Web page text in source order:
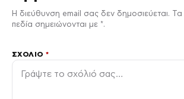
Η διεύθυνση email σας δεν δημοσιεύεται.
πεδία σημειώνονται με *.
ΣΧΌΛΙΟ*